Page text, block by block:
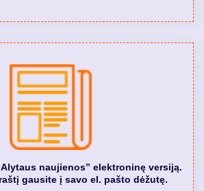
naujienos” elektroninę versiją.
gausite į savo el. pašto dėžutę.